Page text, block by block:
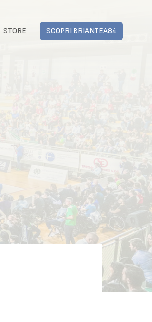
STORE SCOPRI BRIANTEA84